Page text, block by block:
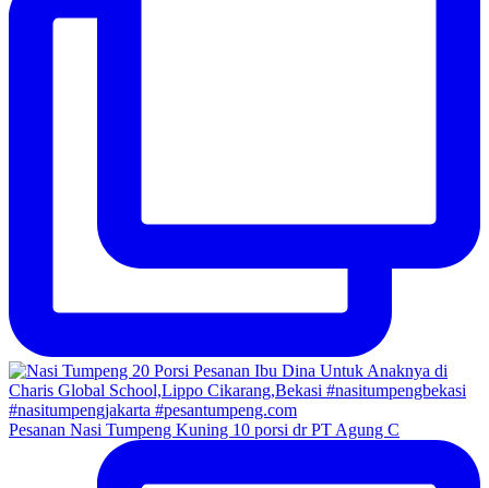
Pesanan Nasi Tumpeng Kuning 10 porsi dr PT Agung C